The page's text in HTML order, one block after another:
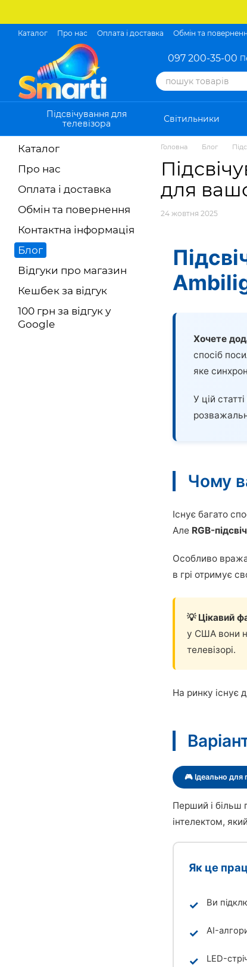
Каталог Про нас Оплата і доставка Обмін та
097 200-35-00
Підсвічування для
телевізора
Світильники
Головна Блог
для
24 жовтня 2025
Хочете
спосіб
яке
У цій
Чому
Існує багато
Але RGB-
Особливо
в грі отримує
💡 Цікавий
у США вони
телевізорі.
На ринку існує
🎮 Ідеально для
Перший і більш
інтелектом,
Як це
Ви
AI-
LED-
Каталог
Про нас
Оплата і доставка
Обмін та повернення
Контактна інформація
Блог
Відгуки про магазин
Кешбек за відгук
100 грн за відгук у
Google